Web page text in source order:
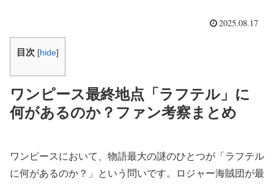
2025.08.17
目次 [hide]
ワンピース最終地点「ラフテル」に
何があるのか？ファン考察まとめ
ワンピースにおいて、物語最大の謎のひとつが「ラフテル
に何があるのか？」という問いです。ロジャー海賊団が最